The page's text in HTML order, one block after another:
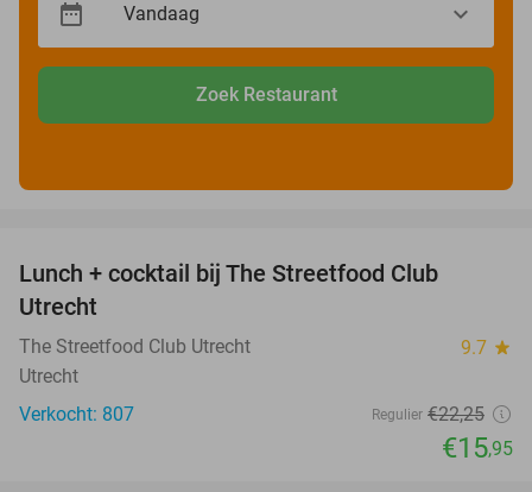
Zoek Restaurant
Lunch + cocktail bij The Streetfood Club
Utrecht
The Streetfood Club Utrecht 9.7 star
Utrecht
Verkocht: 807
Regulier €22,25
€15,95